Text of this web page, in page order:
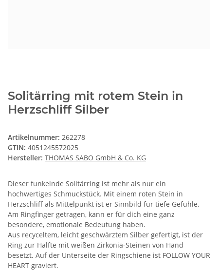
Solitärring mit rotem Stein in
Herzschliff Silber
Artikelnummer: 262278
GTIN: 4051245572025
Hersteller: THOMAS SABO GmbH & Co. KG
Dieser funkelnde Solitärring ist mehr als nur ein
hochwertiges Schmuckstück. Mit einem roten Stein in
Herzschliff als Mittelpunkt ist er Sinnbild für tiefe Gefühle.
Am Ringfinger getragen, kann er für dich eine ganz
besondere, emotionale Bedeutung haben.
Aus recyceltem, leicht geschwärztem Silber gefertigt, ist der
Ring zur Hälfte mit weißen Zirkonia-Steinen von Hand
besetzt. Auf der Unterseite der Ringschiene ist FOLLOW YOUR
HEART graviert.